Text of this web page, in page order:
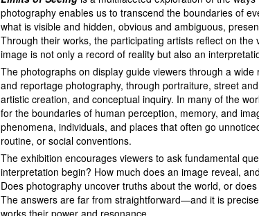
photography enables us to transcend the boundaries of
what is visible and hidden, obvious and ambiguous,
Through their works, the participating artists reflect on
image is not only a record of reality but also an
The photographs on display guide viewers through a
and reportage photography, through portraiture, street
artistic creation, and conceptual inquiry. In many of the
for the boundaries of human perception, memory, and
phenomena, individuals, and places that often go
routine, or social conventions.
The exhibition encourages viewers to ask fundamental
interpretation begin? How much does an image reveal,
Does photography uncover truths about the world, or
The answers are far from straightforward—and it is
works their power and resonance.